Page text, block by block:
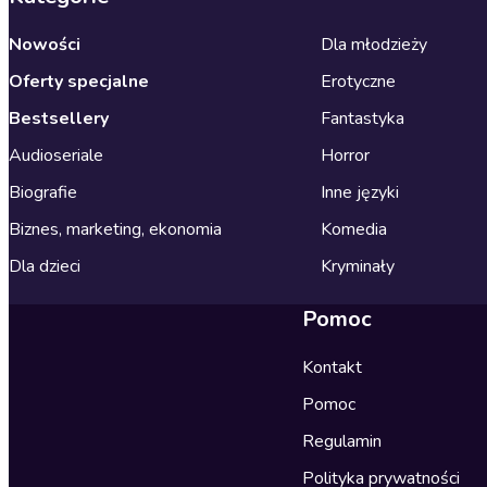
Nowości
Oferty specjalne
Bestsellery
Audioseriale
Biografie
Biznes, marketing, ekonomia
Dla dzieci
Dla młodzieży
Erotyczne
Fantastyka
Horror
Inne języki
Komedia
Kryminały
Pomoc
Kontakt
Pomoc
Regulamin
Polityka prywatności